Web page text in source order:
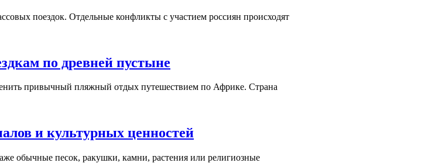
поездок. Отдельные конфликты с участием россиян происходят
по древней пустыне
привычный пляжный отдых путешествием по Африке. Страна
и культурных ценностей
обычные песок, ракушки, камни, растения или религиозные